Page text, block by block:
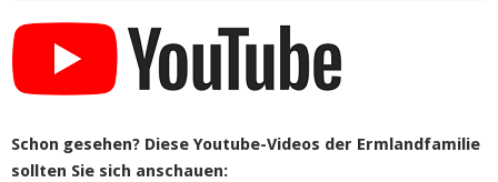
Schon gesehen? Diese Youtube-Videos der Ermlandfamilie
sollten Sie sich anschauen: